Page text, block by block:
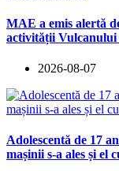
MAE a emis alertă
activității Vulcanului
2026-08-07
Adolescentă de 17
mașinii s-a ales și el